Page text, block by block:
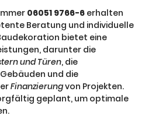
06051 9766-6 erhalten
Beratung und individuelle
bietet eine
darunter die
und Türen, die
und die
Finanzierungvon Projekten.
geplant, um optimale